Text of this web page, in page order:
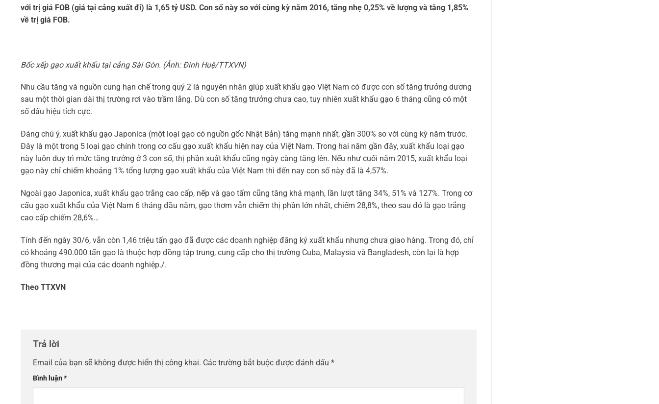
với trị giá FOB (giá tại cảng xuất đi) là 1,65 tỷ USD. Con số này so với cùng kỳ năm 2016, tăng nhẹ 0,25% về lượng và tăng 1,85%
về trị giá FOB.
Bốc xếp gạo xuất khẩu tại cảng Sài Gòn. (Ảnh: Đình Huệ/TTXVN)
Nhu cầu tăng và nguồn cung hạn chế trong quý ​2 là nguyên nhân giúp xuất khẩu gạo Việt Nam có được con số tăng trưởng dương
sau một thời gian dài thị trường rơi vào trầm lắng. Dù con số tăng trưởng chưa cao, tuy nhiên xuất khẩu gạo 6 tháng cũng có một
số dấu hiệu tích cực.
Đáng chú ý, xuất khẩu gạo Japonica (một loại gạo có nguồn gốc Nhật Bản) tăng mạnh nhất, gần 300% so với cùng kỳ năm trước.
Đây là một trong 5 loại gạo chính trong cơ cấu gạo xuất khẩu hiện nay của Việt Nam. Trong hai năm gần đây, xuất khẩu loại gạo
này luôn duy trì mức tăng trưởng ở 3 con số, thị phần xuất khẩu cũng ngày càng tăng lên. Nếu như cuối năm 2015, xuất khẩu loại
gạo này chỉ chiếm khoảng 1% tổng lượng gạo xuất khẩu của Việt Nam thì đến nay con số này đã là 4,57%.
Ngoài gạo Japonica, xuất khẩu gạo trắng cao cấp, nếp và gạo tấm cũng tăng khá mạnh, lần lượt tăng 34%, 51% và 127%. Trong cơ
cấu gạo xuất khẩu của Việt Nam 6 tháng đầu năm, gạo thơm vẫn chiếm thị phần lớn nhất, chiếm 28,8%, theo sau đó là gạo trắng
cao cấp chiếm 28,6%…
Tính đến ngày 30/6, vẫn còn 1,46 triệu tấn gạo đã được các doanh nghiệp đăng ký xuất khẩu nhưng chưa giao hàng. Trong đó, chỉ
có khoảng 490.000 tấn gạo là thuộc hợp đồng tập trung, cung cấp cho thị trường Cuba, Malaysia và Bangladesh, còn lại là hợp
đồng thương mại của các doanh nghiệp./.
Theo TTXVN
Trả lời
Email của bạn sẽ không được hiển thị công khai. Các trường bắt buộc được đánh dấu *
Bình luận*